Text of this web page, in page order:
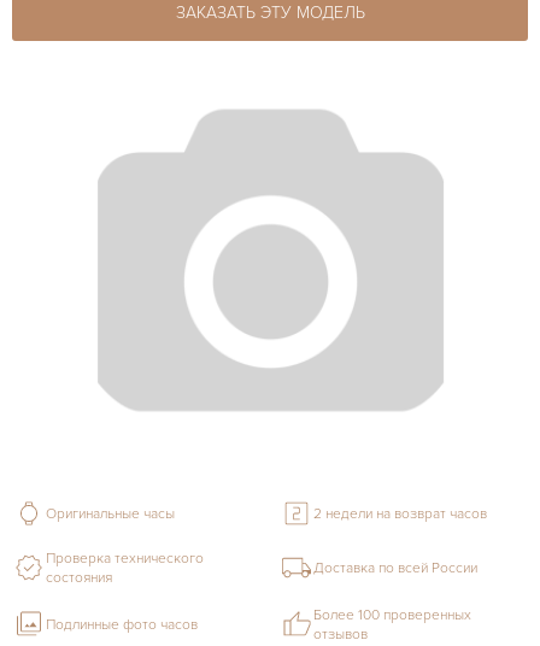
ЗАКАЗАТЬ ЭТУ МОДЕЛЬ
Оригинальные часы 2 недели на возврат часов
Проверка технического
состояния
Доставка по всей России
Подлинные фото часов
Более 100 проверенных
отзывов